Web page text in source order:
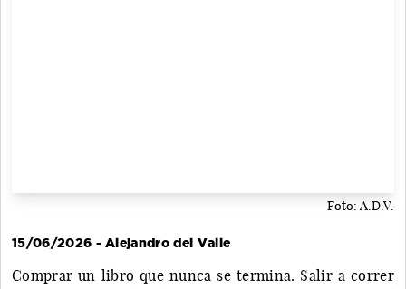
Foto: A.D.V.
15/06/2026 - Alejandro del Valle
Comprar un libro que nunca se termina. Salir a correr